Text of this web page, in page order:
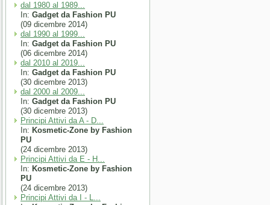
dal 1980 al 1989...
In: Gadget da Fashion PU
(09 dicembre 2014)
dal 1990 al 1999...
In: Gadget da Fashion PU
(06 dicembre 2014)
dal 2010 al 2019...
In: Gadget da Fashion PU
(30 dicembre 2013)
dal 2000 al 2009...
In: Gadget da Fashion PU
(30 dicembre 2013)
Principi Attivi da A - D...
In: Kosmetic-Zone by Fashion
PU
(24 dicembre 2013)
Principi Attivi da E - H...
In: Kosmetic-Zone by Fashion
PU
(24 dicembre 2013)
Principi Attivi da I - L...